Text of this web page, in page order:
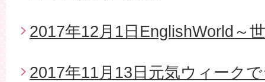
2017年12月1日EnglishWorld～
2017年11月13日元気ウィーク